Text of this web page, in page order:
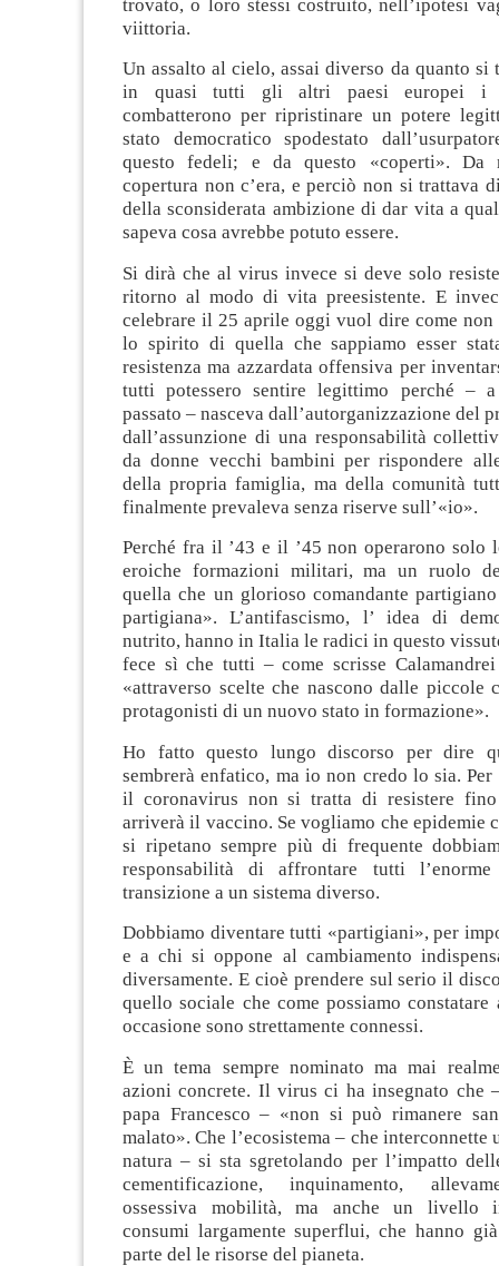
trovato, o loro stessi costruito, nell’ipotesi
viittoria.
Un assalto al cielo, assai diverso da quanto si
in quasi tutti gli altri paesi europei i
combatterono per ripristinare un potere
stato democratico spodestato
questo fedeli; e da questo «coperti». Da
copertura non c’era, e perciò non si trattava
della sconsiderata ambizione di dar vita a
sapeva cosa avrebbe potuto essere.
Si dirà che al virus invece si deve solo
ritorno al modo di vita preesistente. E
celebrare il 25 aprile oggi vuol dire come
lo spirito di quella che sappiamo esser
resistenza ma azzardata offensiva per
tutti potessero sentire legittimo perché –
passato – nasceva dall’autorganizzazione del
dall’assunzione di una responsabilità
da donne vecchi bambini per rispondere
della propria famiglia, ma della comunità
finalmente prevaleva senza riserve sull’«io».
Perché fra il ’43 e il ’45 non operarono solo
eroiche formazioni militari, ma un ruolo
quella che un glorioso comandante
partigiana». L’antifascismo, l’ idea di
nutrito, hanno in Italia le radici in questo
fece sì che tutti – come scrisse
«attraverso scelte che nascono dalle piccole
protagonisti di un nuovo stato in formazione».
Ho fatto questo lungo discorso per dire
sembrerà enfatico, ma io non credo lo sia.
il coronavirus non si tratta di resistere
arriverà il vaccino. Se vogliamo che epidemie
si ripetano sempre più di frequente
responsabilità di affrontare tutti
transizione a un sistema diverso.
Dobbiamo diventare tutti «partigiani», per
e a chi si oppone al cambiamento
diversamente. E cioè prendere sul serio il
quello sociale che come possiamo constatare
occasione sono strettamente connessi.
È un tema sempre nominato ma mai
azioni concrete. Il virus ci ha insegnato che
papa Francesco – «non si può rimanere
malato». Che l’ecosistema – che interconnette
natura – si sta sgretolando per l’impatto
cementificazione, inquinamento,
ossessiva mobilità, ma anche un livello
consumi largamente superflui, che hanno
parte del le risorse del pianeta.